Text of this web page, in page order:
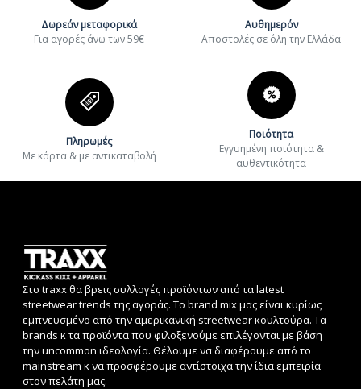
Δωρεάν μεταφορικά
Για αγορές άνω των 59€
Αυθημερόν
Aποστολές σε όλη την Ελλάδα
Πληρωμές
Με κάρτα & με αντικαταβολή
Ποιότητα
Εγγυημένη ποιότητα &
αυθεντικότητα
Στο traxx θα βρεις συλλογές προϊόντων από τα latest
streetwear trends της αγοράς. Το brand mix μας είναι κυρίως
εμπνευσμένο από την αμερικανική streetwear κουλτούρα. Τα
brands κ τα προϊόντα που φιλοξενούμε επιλέγονται με βάση
την uncommon ιδεολογία. Θέλουμε να διαφέρουμε από το
mainstream κ να προσφέρουμε αντίστοιχα την ίδια εμπειρία
στον πελάτη μας.